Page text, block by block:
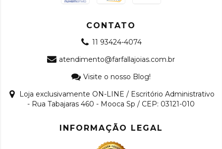
CONTATO
11 93424-4074
atendimento@farfallajoias.com.br
Visite o nosso Blog!
Loja exclusivamente ON-LINE / Escritório Administrativo
- Rua Tabajaras 460 - Mooca Sp / CEP: 03121-010
INFORMAÇÃO LEGAL